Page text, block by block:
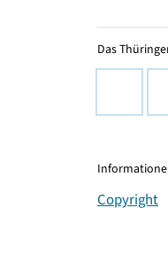
Das
Copyright